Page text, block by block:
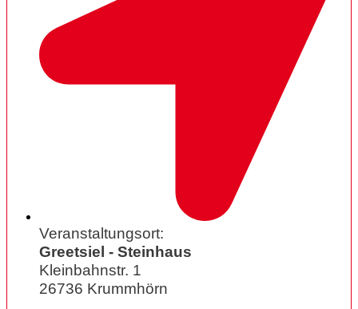
Veranstaltungsort:
Greetsiel - Steinhaus
Kleinbahnstr. 1
26736 Krummhörn